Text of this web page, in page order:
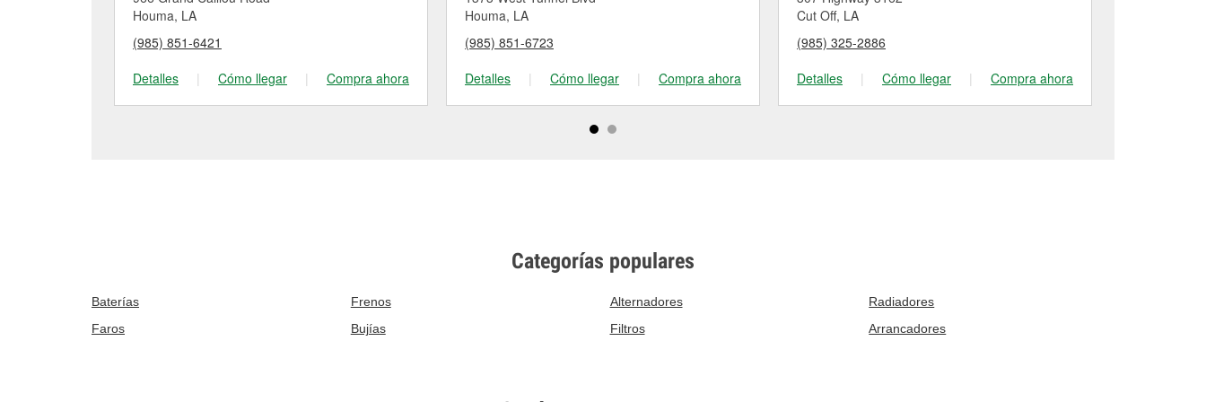
Houma, LA
(985) 851-6421
Detalles
| Cómo llegar | Compra ahora
Houma, LA
(985) 851-6723
Detalles
| Cómo llegar | Compra ahora
Cut Off, LA
(985) 325-2886
Detalles
| Cómo llegar | Compra ahora
Categorías populares
Baterías Frenos Alternadores
Radiadores
Faros
Bujías Filtros Arrancadores